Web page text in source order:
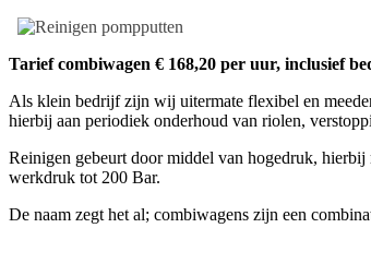
Tarief combiwagen € 168,20 per uur, inclusief
Als klein bedrijf zijn wij uitermate flexibel en
hierbij aan periodiek onderhoud van riolen,
Reinigen gebeurt door middel van hogedruk,
werkdruk tot 200 Bar.
De naam zegt het al; combiwagens zijn een